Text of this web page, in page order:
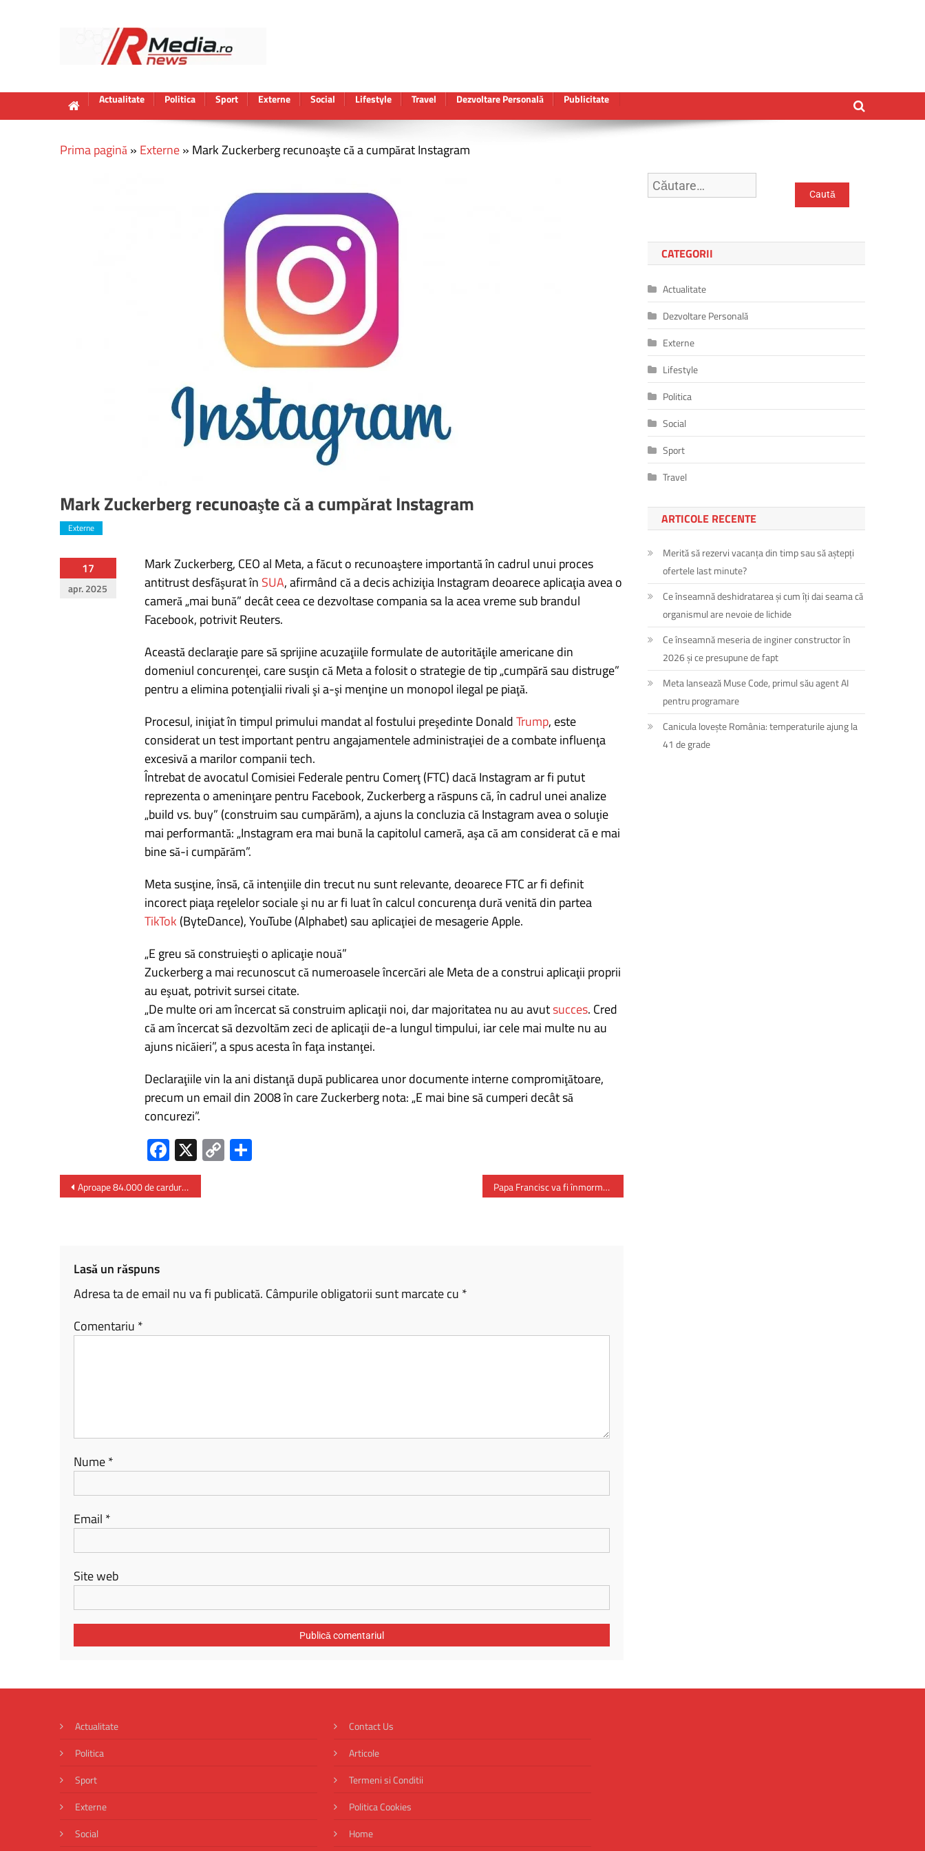
Actualitate Politica Sport Externe Social Lifestyle Travel Dezvoltare Personală Publicitate
Prima pagină» Externe» Mark Zuckerberg recunoaşte că a cumpărat Instagram
Mark Zuckerberg recunoaşte că a cumpărat Instagram
Externe
17
apr. 2025
Mark Zuckerberg, CEO al Meta, a făcut o recunoaştere importantă în cadrul unui proces
antitrust desfăşurat în SUA, afirmând că a decis achiziţia Instagram deoarece aplicaţia avea o
cameră „mai bună” decât ceea ce dezvoltase compania sa la acea vreme sub brandul
Facebook, potrivit Reuters.
Această declaraţie pare să sprijine acuzaţiile formulate de autorităţile americane din
domeniul concurenţei, care susţin că Meta a folosit o strategie de tip „cumpără sau distruge”
pentru a elimina potenţialii rivali şi a-şi menţine un monopol ilegal pe piaţă.
Procesul, iniţiat în timpul primului mandat al fostului preşedinte DonaldTrump, este
considerat un test important pentru angajamentele administraţiei de a combate influenţa
excesivă a marilor companii tech.
Întrebat de avocatul Comisiei Federale pentru Comerţ (FTC) dacă Instagram ar fi putut
reprezenta o ameninţare pentru Facebook, Zuckerberg a răspuns că, în cadrul unei analize
„build vs. buy” (construim sau cumpărăm), a ajuns la concluzia că Instagram avea o soluţie
mai performantă: „Instagram era mai bună la capitolul cameră, aşa că am considerat că e mai
bine să-i cumpărăm”.
Meta susţine, însă, că intenţiile din trecut nu sunt relevante, deoarece FTC ar fi definit
incorect piaţa reţelelor sociale şi nu ar fi luat în calcul concurenţa dură venită din partea
TikTok (ByteDance), YouTube (Alphabet) sau aplicaţiei de mesagerie Apple.
„E greu să construieşti o aplicaţie nouă”
Zuckerberg a mai recunoscut că numeroasele încercări ale Meta de a construi aplicaţii proprii
au eşuat, potrivit sursei citate.
„De multe ori am încercat să construim aplicaţii noi, dar majoritatea nu au avutsucces. Cred
că am încercat să dezvoltăm zeci de aplicaţii de-a lungul timpului, iar cele mai multe nu au
ajuns nicăieri”, a spus acesta în faţa instanţei.
Declaraţiile vin la ani distanţă după publicarea unor documente interne compromiţătoare,
precum un email din 2008 în care Zuckerberg nota: „E mai bine să cumperi decât să
concurezi”.
Fa
ce
b
X C
o
P
Navigare
în
Aproape 84.000 de carduri educaționale au fost încărcate cu 500 lei – pentru elevii din medii defavorizate Papa Francisc va fi înmormântat sâmbătă 26- aprilie
Lasă un răspuns
Adresa ta de email nu va fi publicată. Câmpurile obligatorii sunt marcate cu *
Comentariu *
Nume*
Email *
Site web
Caută
după:
CATEGORII
Actualitate
Dezvoltare Personală
Externe
Lifestyle
Politica
Social
Sport
Travel
ARTICOLE RECENTE
Merită să rezervi vacanța din timp sau să aștepți
ofertele last minute?
Ce înseamnă deshidratarea și cum îți dai seama că
organismul are nevoie de lichide
Ce înseamnă meseria de inginer constructor în
2026 și ce presupune de fapt
Meta lansează Muse Code, primul său agent AI
pentru programare
Canicula lovește România: temperaturile ajung la
41 de grade
Actualitate
Politica
Sport
Externe
Social
Contact Us
Articole
Termeni si Conditii
Politica Cookies
Home